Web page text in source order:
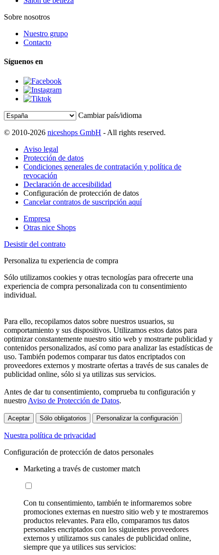
Sobre nosotros
Nuestro grupo
Contacto
Síguenos en
Cambiar país/idioma
© 2010-2026 niceshops GmbH - All rights reserved.
Aviso legal
Protección de datos
Condiciones generales de contratación y política de
revocación
Declaración de accesibilidad
Configuración de protección de datos
Cancelar contratos de suscripción aquí
Empresa
Otras nice Shops
Desistir del contrato
Personaliza tu experiencia de compra
Sólo utilizamos cookies y otras tecnologías para ofrecerte una
experiencia de compra personalizada con tu consentimiento
individual.
Para ello, recopilamos datos sobre nuestros usuarios, su
comportamiento y sus dispositivos. Utilizamos estos datos para
optimizar constantemente nuestro sitio web y mostrarte publicidad y
contenidos personalizados, así como para analizar las estadísticas de
uso. También podemos comparar tus datos encriptados con
proveedores externos y mostrarte ofertas a través de sus canales de
publicidad online, sólo si ya utilizas sus servicios.
Antes de dar tu consentimiento, comprueba tu configuración y
nuestro Aviso de Protección de Datos.
Aceptar Sólo obligatorios Personalizar la configuración
Nuestra política de privacidad
Configuración de protección de datos personales
Marketing a través de customer match
Con tu consentimiento, también te informaremos sobre
promociones externas en nuestro sitio web y te mostraremos
productos relevantes. Para ello, comparamos tus datos
personales encriptados con los siguientes proveedores
externos y utilizamos sus canales de publicidad online,
siempre que ya utilices sus servicios: